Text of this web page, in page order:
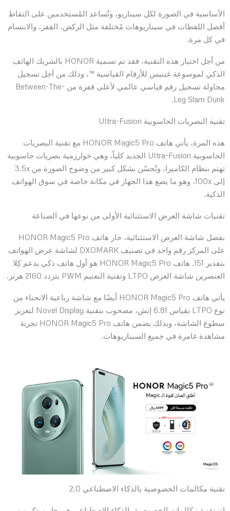
الأساسية في الصورة لكل سيناريو، وتُساعد المُستخدمين على التقاط
أفضل اللقطات في سيناريوهات مُختلفة مثل الركض، القفز، والابتسام
في كل مرة.
من أجل اختبار هذه التقنية، فقد تم تسمية HONOR بالشريك الهاتف
الذكي لموسوعة غينيس للأرقام القياسية ™، وذلك من أجل تسجيل
محاولة تسجيل رقم قياسي عالمي لأعلى قفزة من Between-The-
Leg Slam Dunk.
تقنية البصريات الحاسوبية Ultra-Fusion
هذه المرة، يأتي هاتف HONOR Magic5 Pro مع تقنية البصريات
الحاسوبية Ultra-Fusion الجديد كلياً، وهي خوارزمية بصريات حاسوبية
تهتم بنظام الكاميرا، وتُحسّن بشكل كبير من وضوح الصورة من 3.5x
إلى 100x، وهو ما يضع هذا الجهاز في مكانة خاصة في سوق الهواتف
الذكية.
تقنيات شاشة العرض الاستثنائية الأولى من نوعها في الصناعة
بفضل شاشة العرض الاستثنائية، حاز هاتف HONOR Magic5 Pro
على المركز رقم واحد في تصنيف DXOMARK لشاشة عرض الهواتف
بتقدير 151. هاتف HONOR Magic5 Pro هو أول هاتف ذكي يدعم كِلا
العنصرين شاشة العرض LTPO وتقنية التعتيم PWM بتردد 2160 هرتز.
يأتي هاتف HONOR Magic5 Pro أيضًا مع شاشة رباعية الانحناء من
نوع LTPO بقياس 6.81 إنش، مصحوب بتقنية Novel Display لتعزيز
سطوع الشاشة، وبذلك يضمن هاتف HONOR Magic5 Pro تجربة
مشاهدة غامرة في جميع السيناريوهات.
تقنية مكالمات الخصوصية بالذكاء الاصطناعي 2.0